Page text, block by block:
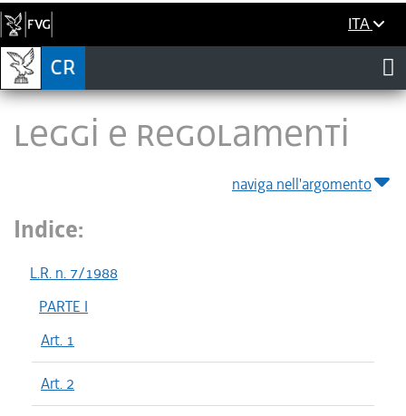
ITA
LEGGI E REGOLAMENTI
naviga nell'argomento
Indice:
L.R. n. 7/1988
PARTE I
Art. 1
Art. 2